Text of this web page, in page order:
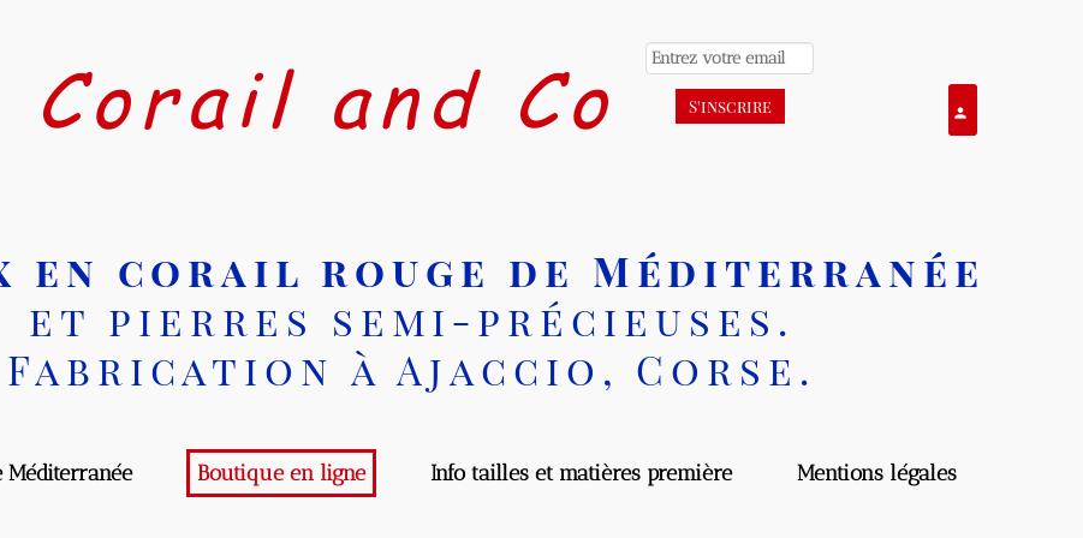
en corail rouge de Méditerranée
et pierres semi-précieuses.
Fabrication à Ajaccio, Corse.
Boutique en ligne Info tailles et matières première Mentions légales
Corail and Co Se connecter